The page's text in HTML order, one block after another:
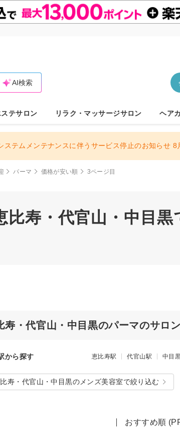
AI検索
ステサロン リラク・マッサージサロン ヘア
ステムメンテナンスに伴うサービス停止のお知らせ
パーマ 価格が安い順 3ページ目
比寿・代官山・中目
寿・代官山・中目黒のパーマのサロ
から探す 恵比寿駅 代官山駅 中目
寿・代官山・中目黒のメンズ美容室で絞り込む
おすすめ順